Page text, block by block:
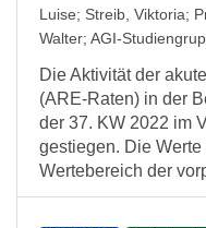
Luise; Streib, Viktoria;
Walter; AGI-
Die Aktivität der
(ARE-Raten) in der
der 37. KW 2022 im
gestiegen. Die
Wertebereich der